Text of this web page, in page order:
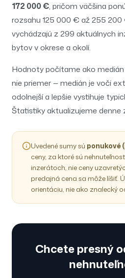
172 000 €, pričom väčšina
rozsahu 125 000 €až255 200
vychádzajú z 299 aktuálnych
bytovv okrese a okolí.
Hodnoty počítame ako
nie priemer — medián je voči
odolnejší a lepšie vystihuje
Štatistiky aktualizujeme denne
Uvedené sumy sú ponukové
ceny, za ktoré sú
inzerátoch, nie ceny
predajná cena sa môže líšiť.
orientáciu, nie ako znalecký
Chcete presný